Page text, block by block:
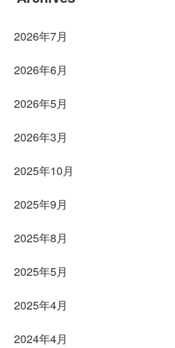
2026年7月
2026年6月
2026年5月
2026年3月
2025年10月
2025年9月
2025年8月
2025年5月
2025年4月
2024年4月